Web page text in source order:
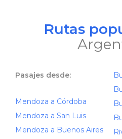
Rutas
Pasajes desde:
Mendoza a Córdoba
Mendoza a San Luis
Mendoza a Buenos Aires